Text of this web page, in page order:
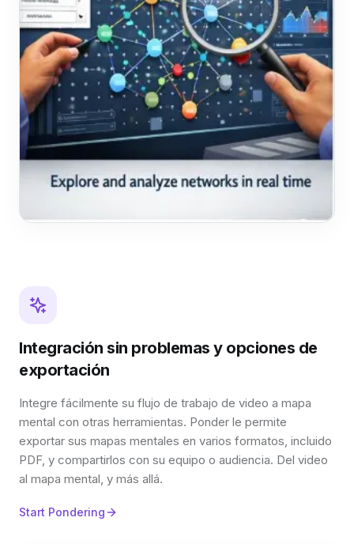
Integración sin problemas y opciones de
exportación
Integre fácilmente su flujo de trabajo de video a mapa
mental con otras herramientas. Ponder le permite
exportar sus mapas mentales en varios formatos, incluido
PDF, y compartirlos con su equipo o audiencia. Del video
al mapa mental, y más allá.
Start Pondering